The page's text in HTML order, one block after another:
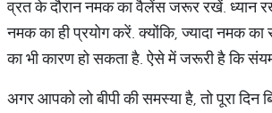
व्रत के दौरान नमक का वैलेंस जरूर रखें. ध्यान
नमक का ही प्रयोग करें. क्योंकि, ज्यादा नमक
का भी कारण हो सकता है. ऐसे में जरूरी है कि
अगर आपको लो बीपी की समस्या है, तो पूरा दिन